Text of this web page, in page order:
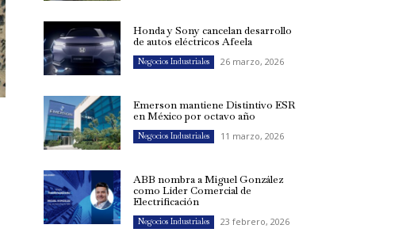
Honda y Sony cancelan desarrollo
de autos eléctricos Afeela
Negocios Industriales 26 marzo, 2026
Emerson mantiene Distintivo ESR
en México por octavo año
Negocios Industriales 11 marzo, 2026
ABB nombra a Miguel González
como Líder Comercial de
Electrificación
Negocios Industriales 23 febrero, 2026